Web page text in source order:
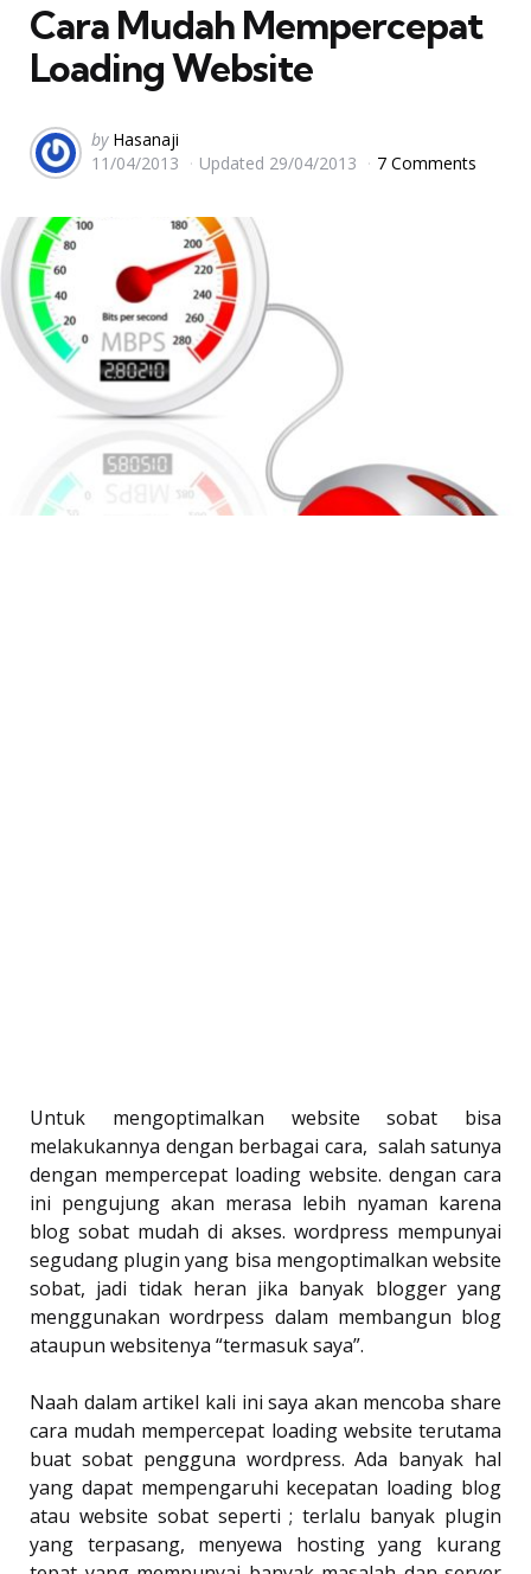
Cara Mudah Mempercepat
Loading Website
Posted
by
by Hasanaji
11/04/2013
Updated 29/04/2013 7 Comments
Untuk mengoptimalkan website sobat bisa
melakukannya dengan berbagai cara, salah satunya
dengan mempercepat loading website. dengan cara
ini pengujung akan merasa lebih nyaman karena
blog sobat mudah di akses. wordpress mempunyai
segudang plugin yang bisa mengoptimalkan website
sobat, jadi tidak heran jika banyak blogger yang
menggunakan wordrpess dalam membangun blog
ataupun websitenya “termasuk saya”.
Naah dalam artikel kali ini saya akan mencoba share
cara mudah mempercepat loading website terutama
buat sobat pengguna wordpress. Ada banyak hal
yang dapat mempengaruhi kecepatan loading blog
atau website sobat seperti ; terlalu banyak plugin
yang terpasang, menyewa hosting yang kurang